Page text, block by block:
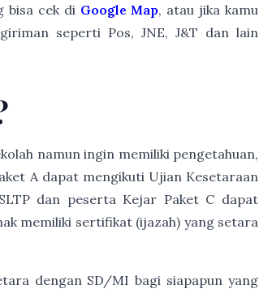
bisa cek di Google Map, atau jika kamu
seperti Pos, JNE, J&T dan lain
namun ingin memiliki pengetahuan,
A dapat mengikuti Ujian Kesetaraan
dan peserta Kejar Paket C dapat
memiliki sertifikat (ijazah) yang setara
dengan SD/MI bagi siapapun yang